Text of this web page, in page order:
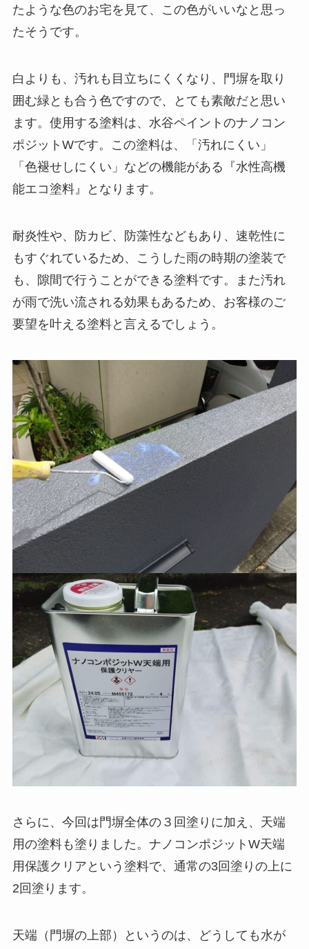
たような色のお宅を見て、この色がいいなと思っ
たそうです。
白よりも、汚れも目立ちにくくなり、門塀を取り
囲む緑とも合う色ですので、とても素敵だと思い
ます。使用する塗料は、水谷ペイントのナノコン
ポジットWです。この塗料は、「汚れにくい」
「色褪せしにくい」などの機能がある『水性高機
能エコ塗料』となります。
耐炎性や、防カビ、防藻性などもあり、速乾性に
もすぐれているため、こうした雨の時期の塗装で
も、隙間で行うことができる塗料です。また汚れ
が雨で洗い流される効果もあるため、お客様のご
要望を叶える塗料と言えるでしょう。
さらに、今回は門塀全体の３回塗りに加え、天端
用の塗料も塗りました。ナノコンポジットW天端
用保護クリアという塗料で、通常の3回塗りの上に
2回塗ります。
天端（門塀の上部）というのは、どうしても水が